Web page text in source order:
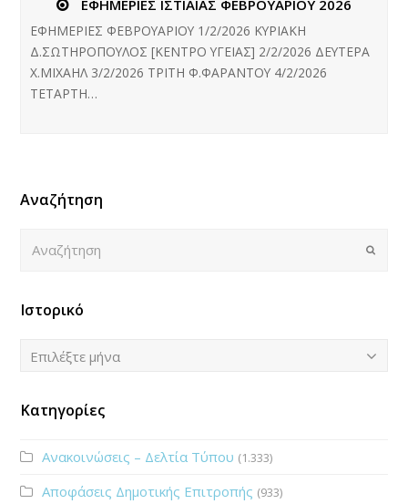
ΕΦΗΜΕΡΙΕΣ ΙΣΤΙΑΙΑΣ ΦΕΒΡΟΥΑΡΙΟΥ 2026
ΕΦΗΜΕΡΙΕΣ ΦΕΒΡΟΥΑΡΙΟΥ 1/2/2026 ΚΥΡΙΑΚΗ
Δ.ΣΩΤΗΡΟΠΟΥΛΟΣ [ΚΕΝΤΡΟ ΥΓΕΙΑΣ] 2/2/2026 ΔΕΥΤΕΡΑ
Χ.ΜΙΧΑΗΛ 3/2/2026 ΤΡΙΤΗ Φ.ΦΑΡΑΝΤΟΥ 4/2/2026
ΤΕΤΑΡΤΗ…
Αναζήτηση
Submit
Ιστορικό
Ιστορικό
Επιλέξτε μήνα
Κατηγορίες
Ανακοινώσεις – Δελτία Τύπου (1.333)
Αποφάσεις Δημοτικής Επιτροπής (933)